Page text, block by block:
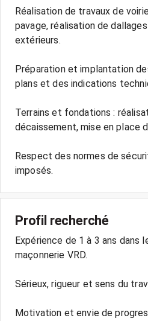
Réalisation de travaux de
pavage, réalisation de
extérieurs.
Préparation et implantation
plans et des indications
Terrains et fondations :
décaissement, mise en place
Respect des normes de
imposés.
Profil recherché
Expérience de 1 à 3 ans dans
maçonnerie VRD.
Sérieux, rigueur et sens du
Motivation et envie de